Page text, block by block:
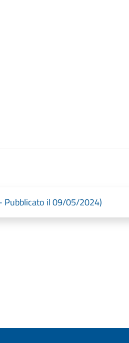
Pubblicato il 09/05/2024)